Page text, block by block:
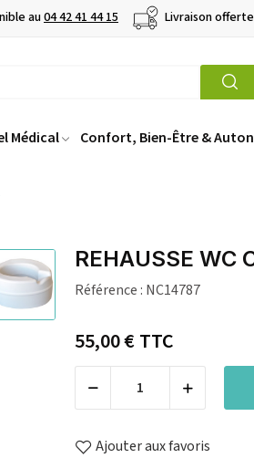
au04 42 41 44 15 Livraison
Médical Confort, Bien-Être &
REHAUSSE WC
Référence : NC14787
55,00 €TTC
Ajouter aux favoris